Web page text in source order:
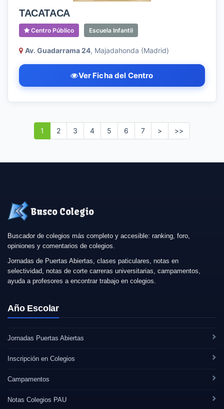
TACATACA
Centro Público Escuela Infantil
Av. Guadarrama 24, Majadahonda (Madrid)
Ver Ficha del Centro
1 2 3 4 5 6 7 > >>
Busco Colegio
Buscador de colegios más completo y accesible: ranking, foro,
opiniones y comentarios de colegios.
Jornadas de Puertas Abiertas, clases paticulares, notas en
selectividad, notas de corte carreras universitarias, campamentos,
ayuda a profesores a encontrar trabajo en colegios.
Año Escolar
Jornadas Puertas Abiertas
Inscripción en Colegios
Campamentos
Notas Colegios PAU